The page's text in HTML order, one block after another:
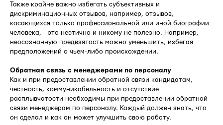
Также крайне важно избегать субъективных и
дискриминационных отзывов, например, отзывов,
касающихся только профессиональной или иной биографии
человека, - это неэтично и никому не полезно. Например,
неосознанную предвзятость можно уменьшить, избегая
предположений о чьем-либо происхождении.
Обратная связь с менеджерами по персоналу
Как и при предоставлении обратной связи кандидатам,
честность, коммуникабельность и отсутствие
расплывчатости необходимы при предоставлении обратной
связи менеджерам по персоналу. Каждый должен знать, что
он сделал и как он может улучшить свою работу.